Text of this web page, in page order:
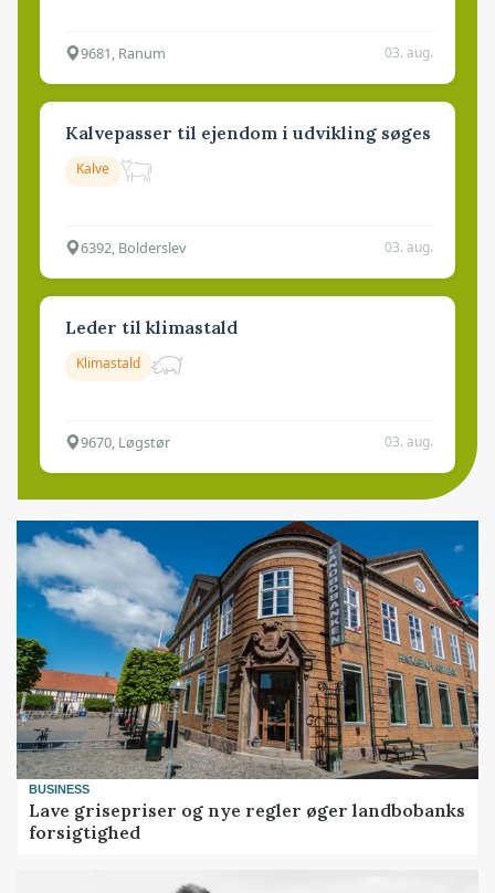
9681, Ranum 03. aug.
Kalvepasser til ejendom i udvikling søges
Kalve
6392, Bolderslev 03. aug.
Leder til klimastald
Klimastald
9670, Løgstør 03. aug.
BUSINESS
Lave grisepriser og nye regler øger landbobanks
forsigtighed